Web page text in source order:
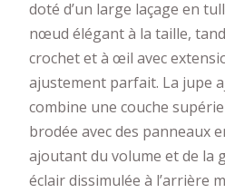
doté d’un large laçage en
nœud élégant à la taille,
crochet et à œil avec
ajustement parfait. La jupe
combine une couche
brodée avec des panneaux
ajoutant du volume et de la
éclair dissimulée à l’arrière